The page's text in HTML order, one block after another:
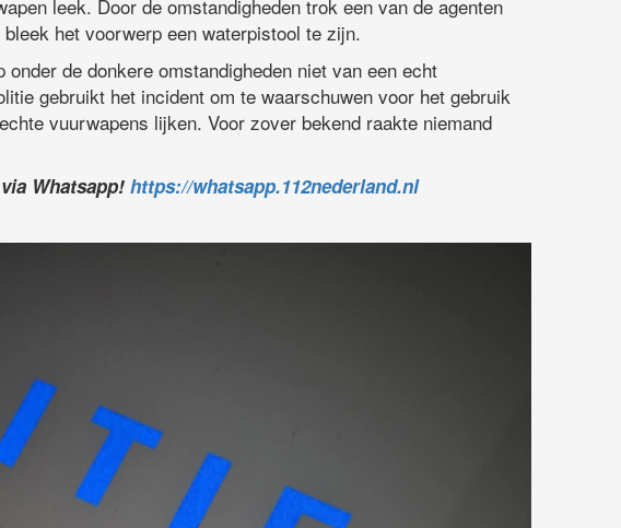
leek. Door de omstandigheden trok een van de agenten
het voorwerp een waterpistool te zijn.
de donkere omstandigheden niet van een echt
gebruikt het incident om te waarschuwen voor het gebruik
vuurwapens lijken. Voor zover bekend raakte niemand
Whatsapp! https://whatsapp.112nederland.nl